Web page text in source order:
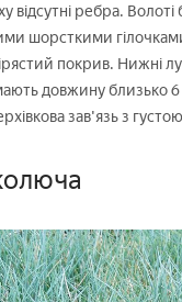
відсутні ребра. Волоті
шорсткими
покрив. Нижні
мають довжину близько
зав'язь з